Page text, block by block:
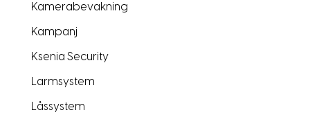
Kamerabevakning
Kampanj
Ksenia Security
Larmsystem
Låssystem